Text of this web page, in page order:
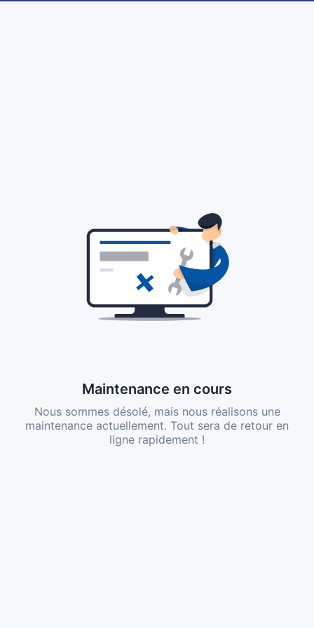
Maintenance en cours
Nous sommes désolé, mais nous réalisons une
maintenance actuellement. Tout sera de retour en
ligne rapidement !